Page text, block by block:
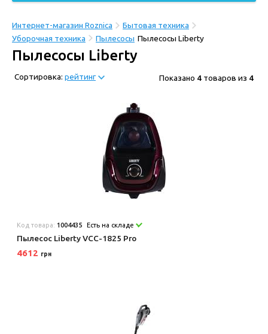
Интернет-магазин Roznica
Бытовая техника
Уборочная техника
Пылесосы Пылесосы Liberty
Пылесосы Liberty
Сортировка: рейтинг Показано 4 товаров из 4
Код товара: 1004435 Есть на складе
Пылесос Liberty VCC-1825 Pro
4612 грн